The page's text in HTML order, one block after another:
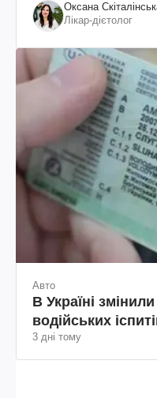
Оксана
Лікар-дієтолог
Авто
В Україні
водійських
3 дні тому